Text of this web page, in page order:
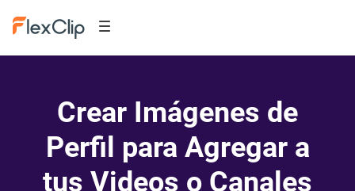
Crear Imágenes de
Perfil para Agregar a
tus Videos o Canales